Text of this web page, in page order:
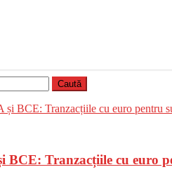
BCE: Tranzacțiile cu euro